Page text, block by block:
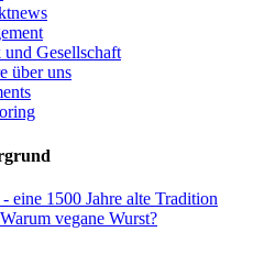
Gesellschaft
über uns
- eine 1500 Jahre alte Tradition
Warum vegane Wurst?